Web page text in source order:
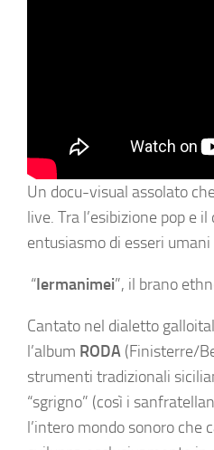
Un docu-visual assolato
live. Tra l’esibizione pop e
entusiasmo di esseri
“Iermanimei”, il brano
Cantato nel dialetto
l’album RODA (Finisterre/
strumenti tradizionali
“sgrigno” (così i
l’intero mondo sonoro che